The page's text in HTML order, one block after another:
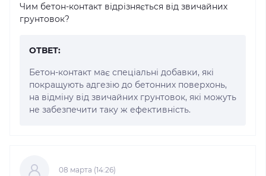
Чим бетон-контакт відрізняється від звичайних
грунтовок?
ОТВЕТ:
Бетон-контакт має спеціальні добавки, які
покращують адгезію до бетонних поверхонь,
на відміну від звичайних грунтовок, які можуть
не забезпечити таку ж ефективність.
08 марта (14:26)